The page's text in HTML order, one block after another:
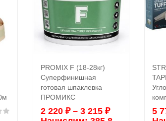
из 5
Выбрать ...
PROMIX F (18-28кг)
Суперфинишная
готовая шпаклевка
ПРОМИКС
2 220 ₽– 3 215 ₽
5